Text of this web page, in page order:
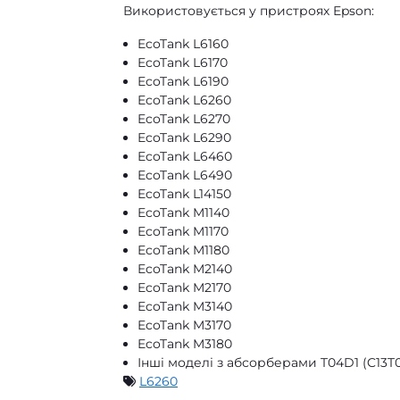
Використовується у пристроях Epson:
EcoTank L6160
EcoTank L6170
EcoTank L6190
EcoTank L6260
EcoTank L6270
EcoTank L6290
EcoTank L6460
EcoTank L6490
EcoTank L14150
EcoTank M1140
EcoTank M1170
EcoTank M1180
EcoTank M2140
EcoTank M2170
EcoTank M3140
EcoTank M3170
EcoTank M3180
Інші моделі з абсорберами T04D1
L6260